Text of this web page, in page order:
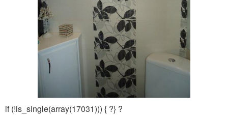
if (!is_single(array(17031))) { ?} ?